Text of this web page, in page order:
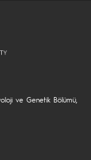
ve Genetik Bölümü,